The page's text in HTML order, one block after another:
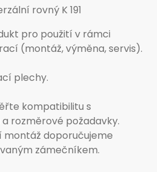
rovný K 191
pro použití v rámci
(montáž, výměna, servis).
plechy.
kompatibilitu s
rozměrové požadavky.
montáž doporučujeme
zámečníkem.